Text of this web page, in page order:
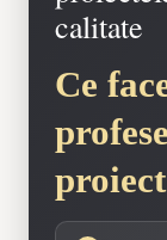
calitate
Ce
proiect